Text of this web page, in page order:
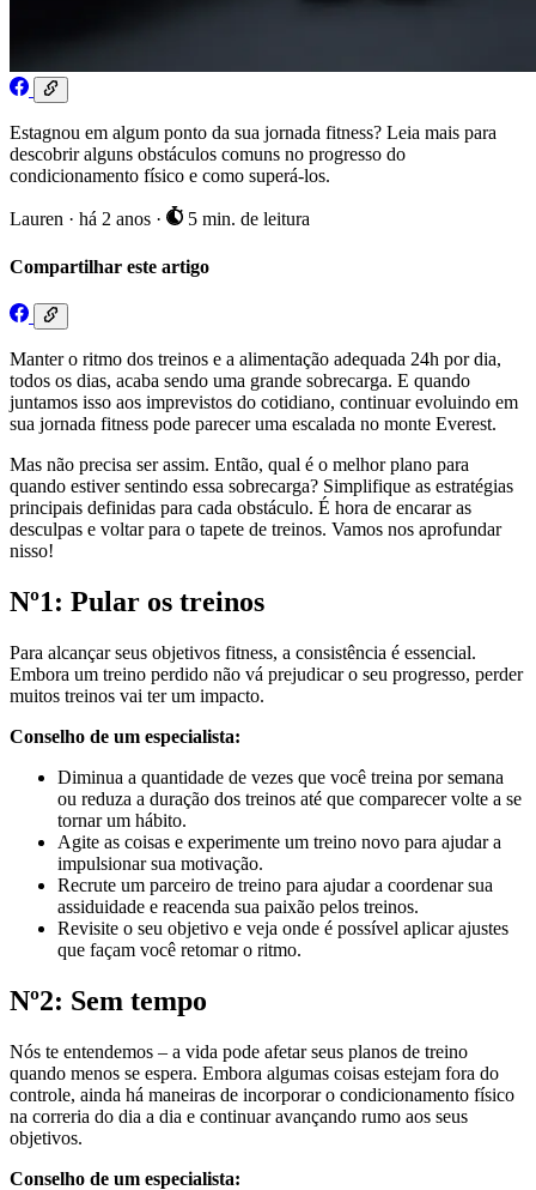
Estagnou em algum ponto da sua jornada fitness? Leia mais para
descobrir alguns obstáculos comuns no progresso do
condicionamento físico e como superá-los.
Lauren · há 2 anos · 5 min. de leitura
Compartilhar este artigo
Manter o ritmo dos treinos e a alimentação adequada 24h por dia,
todos os dias, acaba sendo uma grande sobrecarga. E quando
juntamos isso aos imprevistos do cotidiano, continuar evoluindo em
sua jornada fitness pode parecer uma escalada no monte Everest.
Mas não precisa ser assim. Então, qual é o melhor plano para
quando estiver sentindo essa sobrecarga? Simplifique as estratégias
principais definidas para cada obstáculo. É hora de encarar as
desculpas e voltar para o tapete de treinos. Vamos nos aprofundar
nisso!
Nº1: Pular os treinos
Para alcançar seus objetivos fitness, a consistência é essencial.
Embora um treino perdido não vá prejudicar o seu progresso, perder
muitos treinos vai ter um impacto.
Conselho de um especialista:
Diminua a quantidade de vezes que você treina por semana
ou reduza a duração dos treinos até que comparecer volte a se
tornar um hábito.
Agite as coisas e experimente um treino novo para ajudar a
impulsionar sua motivação.
Recrute um parceiro de treino para ajudar a coordenar sua
assiduidade e reacenda sua paixão pelos treinos.
Revisite o seu objetivo e veja onde é possível aplicar ajustes
que façam você retomar o ritmo.
Nº2: Sem tempo
Nós te entendemos – a vida pode afetar seus planos de treino
quando menos se espera. Embora algumas coisas estejam fora do
controle, ainda há maneiras de incorporar o condicionamento físico
na correria do dia a dia e continuar avançando rumo aos seus
objetivos.
Conselho de um especialista: